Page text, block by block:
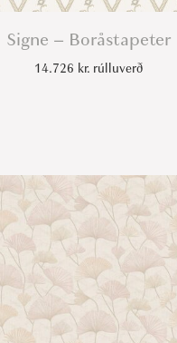
Signe – Boråstapeter
14.726 kr. rúlluverð